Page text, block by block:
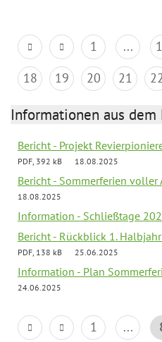
1 ...
18
19 20 21
Informationen aus
Bericht - Projekt
PDF, 392 kB 18.08.2025
Bericht - Sommerferien voller
18.08.2025
Information - Schließtage
Bericht - Rückblick 1.
PDF, 138 kB 25.06.2025
Information - Plan
24.06.2025
1 ...